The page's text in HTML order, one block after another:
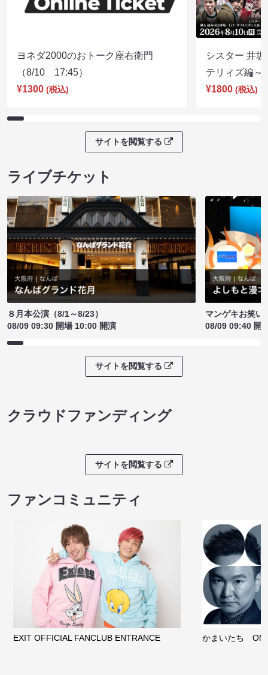
ヨネダ2000のおトーク座右衛門
（8/10 17:45）
¥1300 (税込)
シスター 井
テリィズ編
¥1800 (税込)
サイトを閲覧する
ライブチケット
８月本公演（8/1～8/23）
08/09 09:30 開場 10:00 開演
マンゲキお笑い
08/09 09:40 開
サイトを閲覧する
クラウドファンディング
サイトを閲覧する
ファンコミュニティ
EXIT OFFICIAL FANCLUB ENTRANCE かまいたち